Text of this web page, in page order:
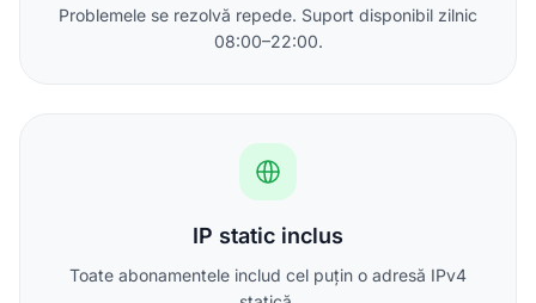
Problemele se rezolvă repede. Suport disponibil zilnic
08:00–22:00.
IP static inclus
Toate abonamentele includ cel puțin o adresă IPv4